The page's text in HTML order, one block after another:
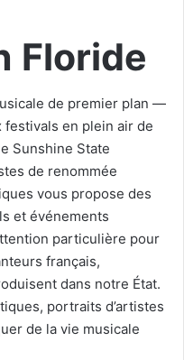
Floride
de premier plan —
festivals en plein air de
Sunshine State
de renommée
vous propose des
et événements
particulière pour
français,
dans notre État.
portraits d’artistes
de la vie musicale